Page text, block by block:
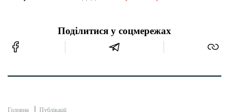
Поділитися у соцмережах
Головна Публікації